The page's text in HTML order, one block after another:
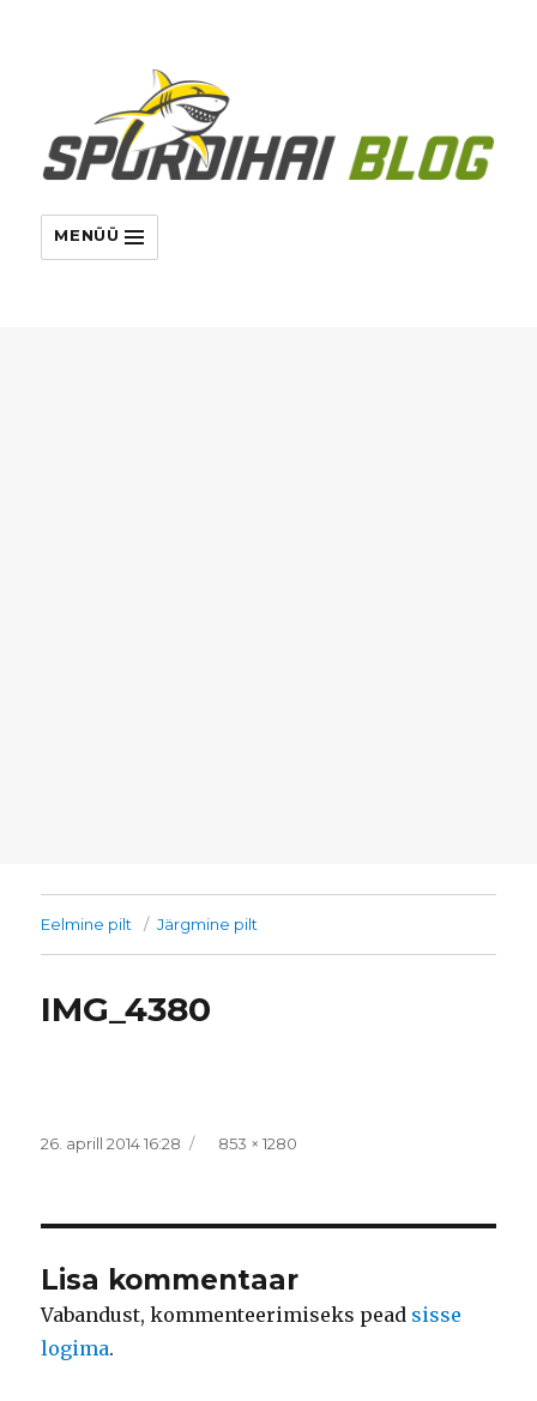
MENÜÜ
Eelmine pilt Järgmine pilt
IMG_4380
Postitatud
26. aprill 2014 16:28 Täissuurus
853 × 1280
Lisa kommentaar
Vabandust, kommenteerimiseks pead sisse
logima.